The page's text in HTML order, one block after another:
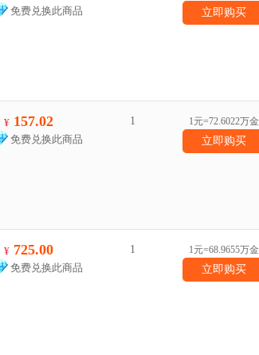
免费兑换此商品 立即购买
¥ 157.02
免费兑换此商品
1 1元=72.6022万金
立即购买
¥ 725.00
免费兑换此商品
1 1元=68.9655万金
立即购买